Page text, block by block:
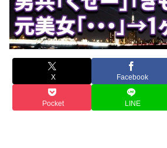
X Facebook
Pocket LINE